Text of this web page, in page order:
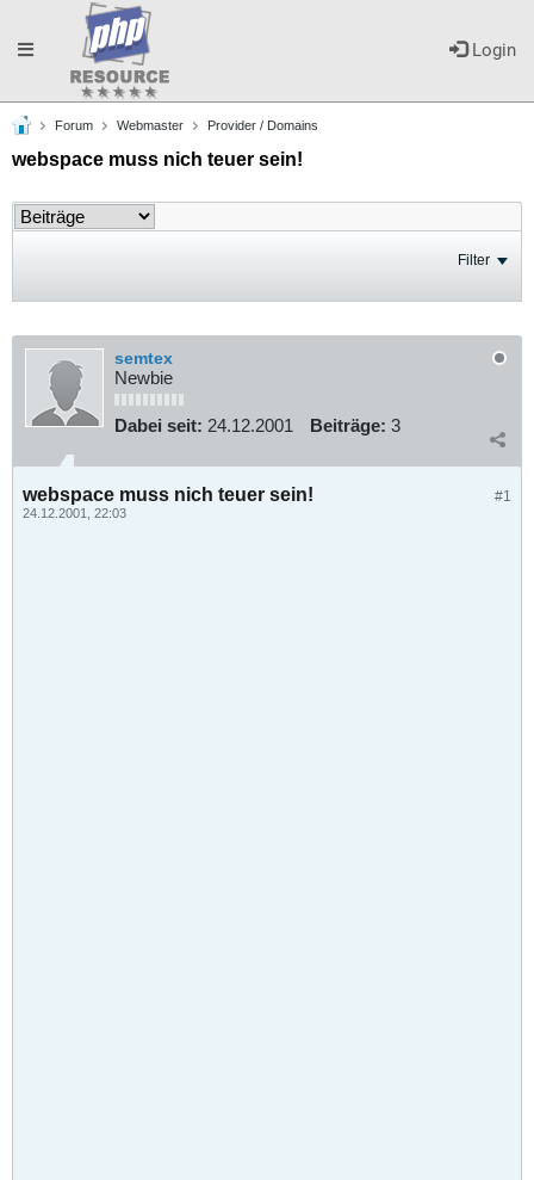
Login
Toggle
navigation
Forum Webmaster Provider / Domains
webspace muss nich teuer sein!
Filter
semtex
Newbie
Dabei seit: 24.12.2001 Beiträge: 3
#1
webspace muss nich teuer sein!
24.12.2001, 22:03